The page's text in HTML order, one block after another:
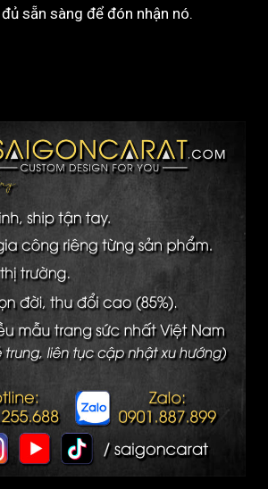
sẵn sàng để đón nhận nó.